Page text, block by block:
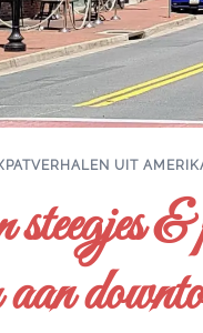
UIT
aan